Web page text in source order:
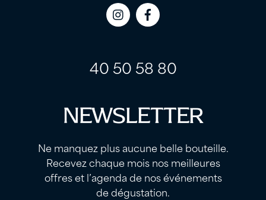
Icon
Icon
40 50 58 80
NEWSLETTER
Ne manquez plus aucune belle bouteille.
Recevez chaque mois nos meilleures
offres et l’agenda de nos événements
de dégustation.